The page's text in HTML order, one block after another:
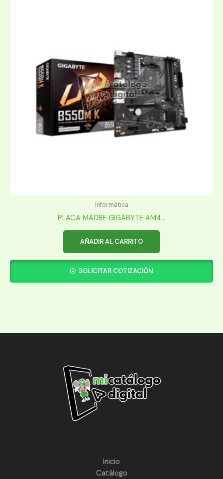
Informática
PLACA MADRE GIGABYTE AM4...
AÑADIR AL CARRITO
SOLICITAR COTIZACIÓN
Inicio
Catálogo